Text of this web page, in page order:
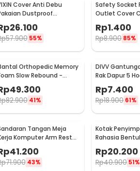
Cover Anti Debu
Dustproof
Organizer 60x30x110cm -
26.100
57.900 55%
Safety Socket
Outlet Cover
Rp1.400
Rp8.900 85%
Orthopedic Memory
Slow Rebound -
49.300
82.900 41%
DIVV
Rak Dapur 5
Rp7.400
Rp18.900 61%
Tangan Meja
Komputer Arm Rest
41.200
71.900 43%
Kotak
Rahasia
Rp20.200
Rp40.900 51%